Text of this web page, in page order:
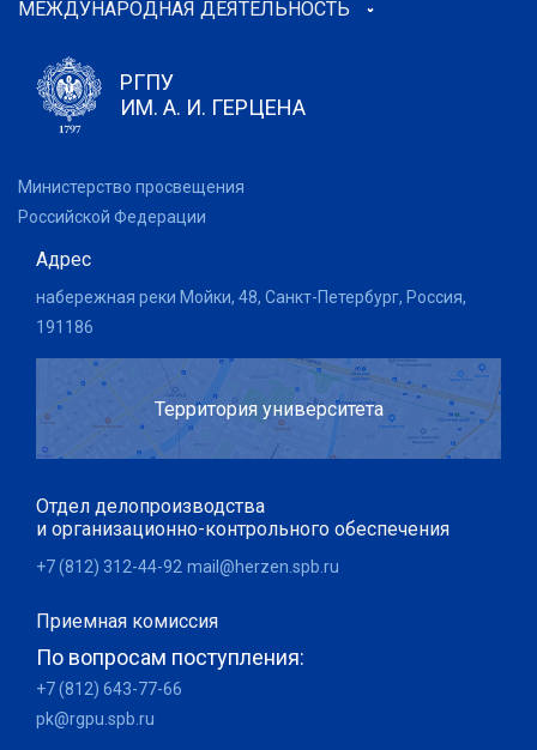
МЕЖДУНАРОДНАЯ ДЕЯТЕЛЬНОСТЬ
РГПУ
ИМ. А. И. ГЕРЦЕНА
Министерство просвещения
Российской Федерации
Адрес
набережная реки Мойки, 48, Санкт-Петербург, Россия,
191186
Территория университета
Отдел делопроизводства
и организационно-контрольного обеспечения
+7 (812) 312-44-92 mail@herzen.spb.ru
Приемная комиссия
По вопросам поступления:
+7 (812) 643-77-66
pk@rgpu.spb.ru